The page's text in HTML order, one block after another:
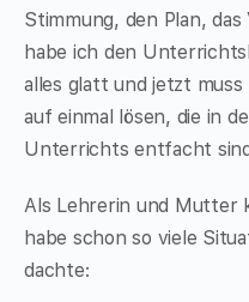
Stimmung, den Plan,
habe ich den
alles glatt und jetzt
auf einmal lösen, die in
Unterrichts entfacht
Als Lehrerin und Mutter
habe schon so viele
dachte: